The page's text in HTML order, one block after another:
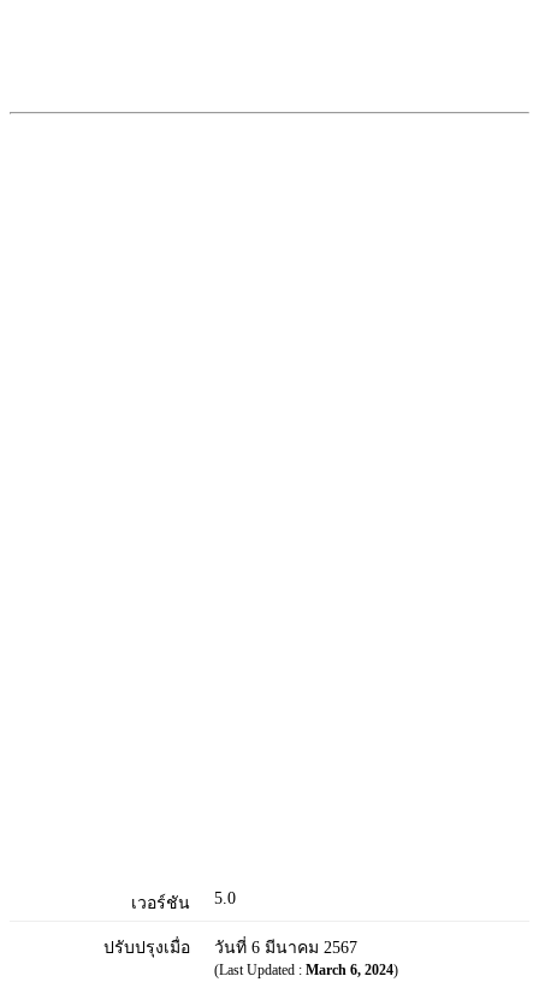
เวอร์ชัน 5.0
ปรับปรุงเมื่อ วันที่ 6 มีนาคม 2567
(Last Updated : March 6, 2024)